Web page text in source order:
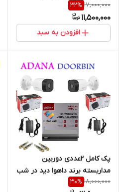
17,000,000
32%
11,500,000
افزودن به سبد
پک کامل 2عددی دوربین
مداربسته برند داهوا دید در شب
18,000,000
30%